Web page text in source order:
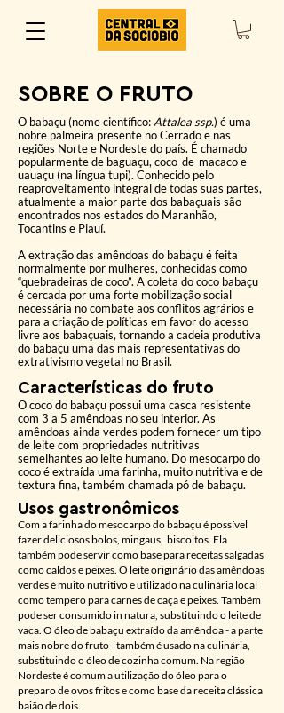
SOBRE O FRUTO
O babaçu (nome científico: Attalea ssp.) é uma
nobre palmeira presente no Cerrado e nas
regiões Norte e Nordeste do país. É chamado
popularmente de baguaçu, coco-de-macaco e
uauaçu (na língua tupi). Conhecido pelo
reaproveitamento integral de todas suas partes,
atualmente a maior parte dos babaçuais são
encontrados nos estados do Maranhão,
Tocantins e Piauí.
A extração das amêndoas do babaçu é feita
normalmente por mulheres, conhecidas como
“quebradeiras de coco”. A coleta do coco babaçu
é cercada por uma forte mobilização social
necessária no combate aos conflitos agrários e
para a criação de políticas em favor do acesso
livre aos babaçuais, tornando a cadeia produtiva
do babaçu uma das mais representativas do
extrativismo vegetal no Brasil.
Características do fruto
O coco do babaçu possui uma casca resistente
com 3 a 5 amêndoas no seu interior. As
amêndoas ainda verdes podem fornecer um tipo
de leite com propriedades nutritivas
semelhantes ao leite humano. Do mesocarpo do
coco é extraída uma farinha, muito nutritiva e de
textura fina, também chamada pó de babaçu.
Usos gastronômicos
Com a farinha do mesocarpo do babaçu é possível
fazer deliciosos bolos, mingaus, biscoitos. Ela
também pode servir como base para receitas salgadas
como caldos e peixes. O leite originário das amêndoas
verdes é muito nutritivo e utilizado na culinária local
como tempero para carnes de caça e peixes. Também
pode ser consumido in natura, substituindo o leite de
vaca. O óleo de babaçu extraído da amêndoa - a parte
mais nobre do fruto - também é usado na culinária,
substituindo o óleo de cozinha comum. Na região
Nordeste é comum a utilização do óleo para o
preparo de ovos fritos e como base da receita clássica
baião de dois.